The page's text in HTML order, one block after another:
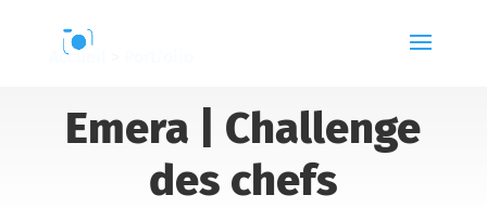
Accueil
Emera | Challenge
des chefs